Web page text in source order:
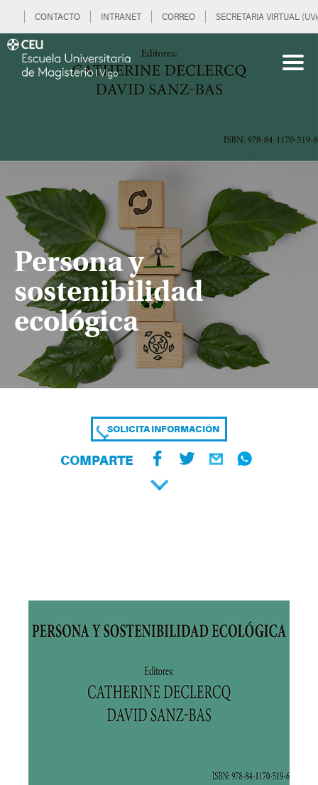
CONTACTO INTRANET CORREO SECRETARIA VIRTUAL
Persona y
sostenibilidad
ecológica
SOLICITA INFORMACIÓN
COMPARTE